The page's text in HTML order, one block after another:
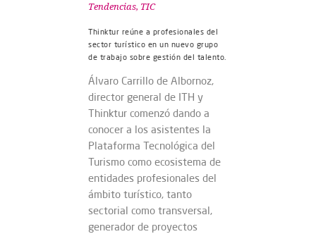
Tendencias, TIC
Thinktur reúne a profesionales del
sector turístico en un nuevo grupo
de trabajo sobre gestión del talento.
Álvaro Carrillo de Albornoz,
director general de ITH y
Thinktur comenzó dando a
conocer a los asistentes la
Plataforma Tecnológica del
Turismo como ecosistema de
entidades profesionales del
ámbito turístico, tanto
sectorial como transversal,
generador de proyectos